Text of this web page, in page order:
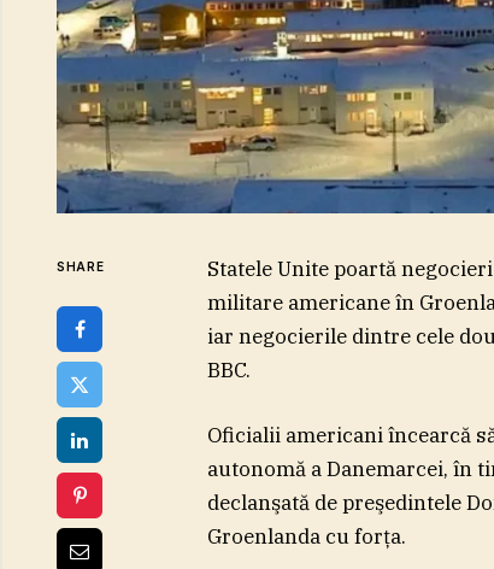
SHARE
Statele Unite poartă
militare americane în
iar negocierile dintre cele
BBC.
Oficialii americani încearcă
autonomă a Danemarcei, în
declanşată de preşedintele
Groenlanda cu forţa.